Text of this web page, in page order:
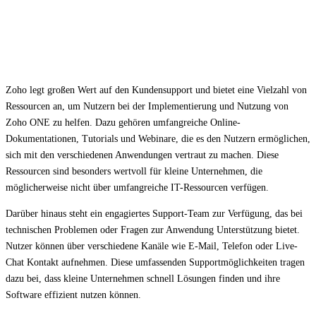
Zoho legt großen Wert auf den Kundensupport und bietet eine Vielzahl von
Ressourcen an, um Nutzern bei der Implementierung und Nutzung von
Zoho ONE zu helfen. Dazu gehören umfangreiche Online-
Dokumentationen, Tutorials und Webinare, die es den Nutzern ermöglichen,
sich mit den verschiedenen Anwendungen vertraut zu machen. Diese
Ressourcen sind besonders wertvoll für kleine Unternehmen, die
möglicherweise nicht über umfangreiche IT-Ressourcen verfügen.
Darüber hinaus steht ein engagiertes Support-Team zur Verfügung, das bei
technischen Problemen oder Fragen zur Anwendung Unterstützung bietet.
Nutzer können über verschiedene Kanäle wie E-Mail, Telefon oder Live-
Chat Kontakt aufnehmen. Diese umfassenden Supportmöglichkeiten tragen
dazu bei, dass kleine Unternehmen schnell Lösungen finden und ihre
Software effizient nutzen können.